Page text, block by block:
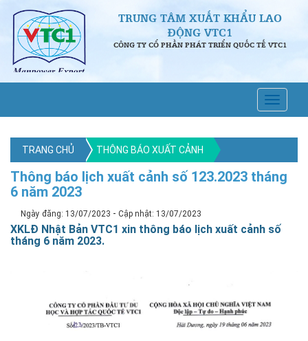
TRUNG TÂM XUẤT KHẨU LAO
ĐỘNG VTC1
CÔNG TY CỔ PHẦN PHÁT TRIỂN QUỐC TẾ VTC1
TRANG CHỦ THÔNG BÁO XUẤT CẢNH
Thông báo lịch xuất cảnh số 123.2023 tháng
6 năm 2023
Ngày đăng: 13/07/2023 - Cập nhật: 13/07/2023
XKLĐ Nhật Bản VTC1 xin thông báo lịch xuất cảnh số
tháng 6 năm 2023.